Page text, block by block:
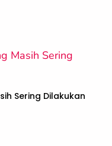
Sering Dilakukan